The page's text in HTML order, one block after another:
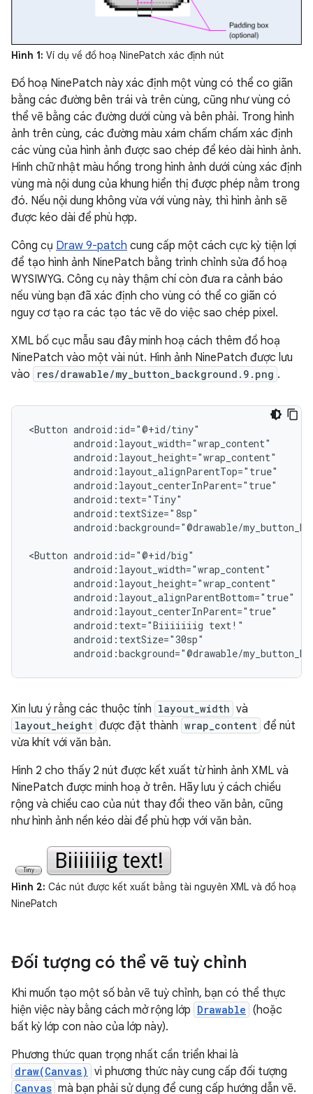
Hình 1: Ví dụ về đồ hoạ NinePatch xác định nút
Đồ hoạ NinePatch này xác định một vùng có thể co giãn
bằng các đường bên trái và trên cùng, cũng như vùng có
thể vẽ bằng các đường dưới cùng và bên phải. Trong hình
ảnh trên cùng, các đường màu xám chấm chấm xác định
các vùng của hình ảnh được sao chép để kéo dài hình ảnh.
Hình chữ nhật màu hồng trong hình ảnh dưới cùng xác định
vùng mà nội dung của khung hiển thị được phép nằm trong
đó. Nếu nội dung không vừa với vùng này, thì hình ảnh sẽ
được kéo dài để phù hợp.
Công cụ Draw 9-patch cung cấp một cách cực kỳ tiện lợi
để tạo hình ảnh NinePatch bằng trình chỉnh sửa đồ hoạ
WYSIWYG. Công cụ này thậm chí còn đưa ra cảnh báo
nếu vùng bạn đã xác định cho vùng có thể co giãn có
nguy cơ tạo ra các tạo tác vẽ do việc sao chép pixel.
XML bố cục mẫu sau đây minh hoạ cách thêm đồ hoạ
NinePatch vào một vài nút. Hình ảnh NinePatch được lưu
vào
res/drawable/my_button_background.9.png .
<Button
android:background="@drawable/
<Button
android:text="Biiiiiiig
android:background="@drawable/
Xin lưu ý rằng các thuộc tính layout_width và
layout_height được đặt thành wrap_content để nút
vừa khít với văn bản.
Hình 2 cho thấy 2 nút được kết xuất từ hình ảnh XML và
NinePatch được minh hoạ ở trên. Hãy lưu ý cách chiều
rộng và chiều cao của nút thay đổi theo văn bản, cũng
như hình ảnh nền kéo dài để phù hợp với văn bản.
Hình 2: Các nút được kết xuất bằng tài nguyên XML và đồ hoạ
NinePatch
Đối tượng có thể vẽ tuỳ chỉnh
Khi muốn tạo một số bản vẽ tuỳ chỉnh, bạn có thể thực
hiện việc này bằng cách mở rộng lớp Drawable (hoặc
bất kỳ lớp con nào của lớp này).
Phương thức quan trọng nhất cần triển khai là
draw(Canvas) vì phương thức này cung cấp đối tượng
Canvas mà bạn phải sử dụng để cung cấp hướng dẫn vẽ.